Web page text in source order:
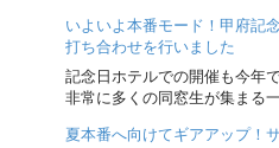
いよいよ本番モード！甲府記
打ち合わせを行いました
記念日ホテルでの開催も今年
非常に多くの同窓生が集まる
夏本番へ向けてギアアップ！